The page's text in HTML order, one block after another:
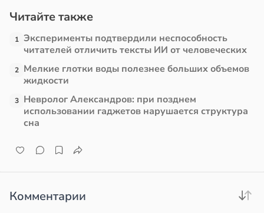
Читайте также
1 Эксперименты подтвердили неспособность
читателей отличить тексты ИИ от человеческих
2 Мелкие глотки воды полезнее больших объемов
жидкости
3 Невролог Александров: при позднем
использовании гаджетов нарушается структура
сна
Комментарии